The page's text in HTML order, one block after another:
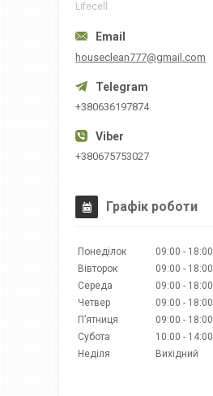
Lifecell
houseclean777@gmail.com
+380636197874
+380675753027
Графік роботи
Понеділок 09:00
18:00
Вівторок
09:00
18:00
Середа
09:00
18:00
Четвер
09:00
18:00
Пʼятниця
09:00
18:00
Субота
10:00
14:00
Неділя
Вихідний